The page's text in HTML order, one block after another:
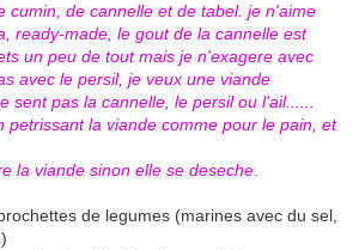
cumin, de cannelle et de tabel. je n'aime
ready-made, le gout de la cannelle est
un peu de tout mais je n'exagere avec
avec le persil, je veux une viande
sent pas la cannelle, le persil ou l'ail......
petrissant la viande comme pour le pain, et
la viande sinon elle se deseche
de legumes (marines avec du sel,